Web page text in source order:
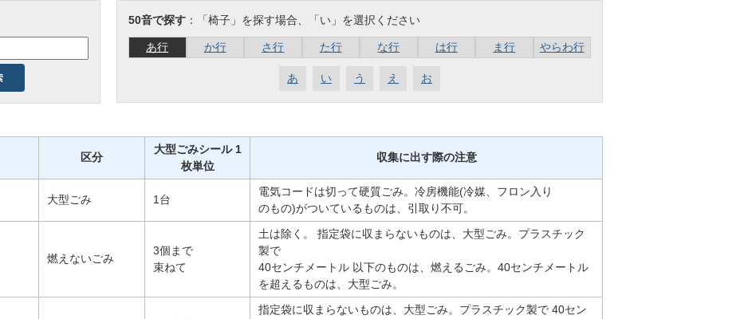
50音で探す ：「椅子」を探す場合、「い」を選択ください
あ行 か行 さ行 た行 な行 は行 ま行 やらわ行
あ い う え お
区分
大型ごみシール 1
枚単位
収集に出す際の注意
大型ごみ 1台
電気コードは切って硬質ごみ。冷房機能(冷媒、フロン入り
のもの)がついているものは、引取り不可。
燃えないごみ
3個まで
束ねて
土は除く。 指定袋に収まらないものは、大型ごみ。プラスチック
製で
40センチメートル 以下のものは、燃えるごみ。40センチメートル
を超えるものは、大型ごみ。
指定袋に収まらないものは、大型ごみ。プラスチック製で 40セン